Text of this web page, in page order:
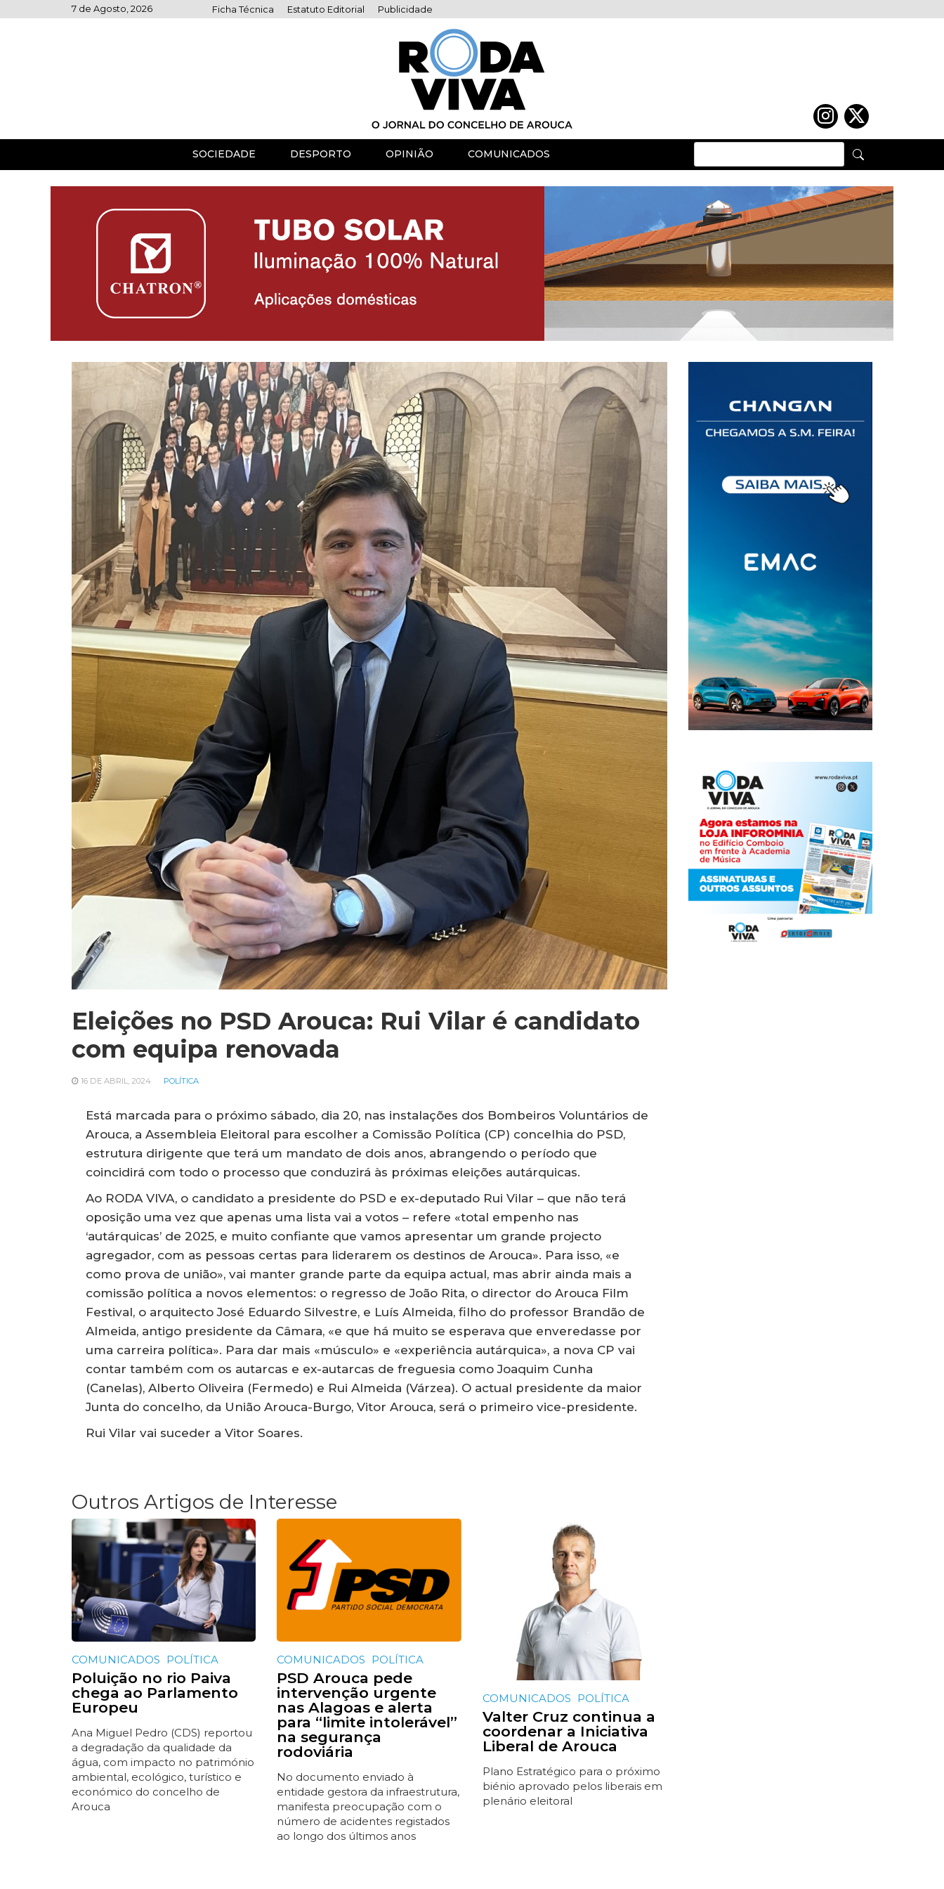
to
7 de Agosto, 2026 Ficha Técnica Estatuto Editorial Publicidade
SOCIEDADE DESPORTO OPINIÃO COMUNICADOS
Eleições no PSD Arouca: Rui Vilar é candidato
com equipa renovada
16 DE ABRIL, 2024 POLÍTICA
Está marcada para o próximo sábado, dia 20, nas instalações dos Bombeiros Voluntários de
Arouca, a Assembleia Eleitoral para escolher a Comissão Política (CP) concelhia do PSD,
estrutura dirigente que terá um mandato de dois anos, abrangendo o período que
coincidirá com todo o processo que conduzirá às próximas eleições autárquicas.
Ao RODA VIVA, o candidato a presidente do PSD e ex-deputado Rui Vilar – que não terá
oposição uma vez que apenas uma lista vai a votos – refere «total empenho nas
‘autárquicas’ de 2025, e muito confiante que vamos apresentar um grande projecto
agregador, com as pessoas certas para liderarem os destinos de Arouca». Para isso, «e
como prova de união», vai manter grande parte da equipa actual, mas abrir ainda mais a
comissão política a novos elementos: o regresso de João Rita, o director do Arouca Film
Festival, o arquitecto José Eduardo Silvestre, e Luís Almeida, filho do professor Brandão de
Almeida, antigo presidente da Câmara, «e que há muito se esperava que enveredasse por
uma carreira política». Para dar mais «músculo» e «experiência autárquica», a nova CP vai
contar também com os autarcas e ex-autarcas de freguesia como Joaquim Cunha
(Canelas), Alberto Oliveira (Fermedo) e Rui Almeida (Várzea). O actual presidente da maior
Junta do concelho, da União Arouca-Burgo, Vitor Arouca, será o primeiro vice-presidente.
Rui Vilar vai suceder a Vitor Soares.
Outros Artigos de Interesse
COMUNICADOS POLÍTICA
Poluição no rio Paiva
chega ao Parlamento
Europeu
Ana Miguel Pedro (CDS) reportou
a degradação da qualidade da
água, com impacto no património
ambiental, ecológico, turístico e
económico do concelho de
Arouca
COMUNICADOS POLÍTICA
PSD Arouca pede
intervenção urgente
nas Alagoas e alerta
para “limite intolerável”
na segurança
rodoviária
No documento enviado à
entidade gestora da infraestrutura,
manifesta preocupação com o
número de acidentes registados
ao longo dos últimos anos
COMUNICADOS POLÍTICA
Valter Cruz continua a
coordenar a Iniciativa
Liberal de Arouca
Plano Estratégico para o próximo
biénio aprovado pelos liberais em
plenário eleitoral